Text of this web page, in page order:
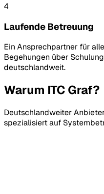
4
Laufende Betreuung
Ein Ansprechpartner für
Begehungen über
deutschlandweit.
Warum ITC Graf?
Deutschlandweiter
spezialisiert auf